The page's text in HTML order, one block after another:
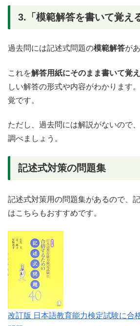
3.「模範解答を書いて覚え
過去問には記述式問題の模範解答が
これを解答用紙にそのまま書いて覚
しい解答の形式や内容がわかります
覚です。
ただし、過去問には解説がないので
調べましょう。
記述式対策の問題集
記述式対策用の問題集があるので、
はこちらもおすすめです。
改訂版 日本語教育能力検定試験に合